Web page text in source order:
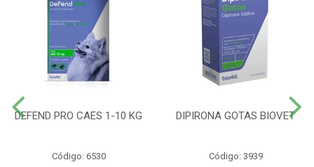
DEFEND PRO CAES 1-10 KG
Código: 6530
DIPIRONA GOTAS BIOVET
Código: 3939